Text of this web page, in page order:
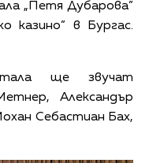
„Петя Дубарова”
казино” в Бургас.
ще звучат
Александър
Себастиан Бах,